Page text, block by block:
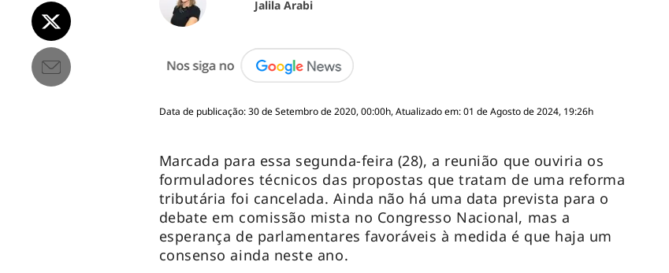
Jalila Arabi
Data de publicação: 30 de Setembro de 2020, 00:00h, Atualizado em: 01 de Agosto de 2024, 19:26h
Marcada para essa segunda-feira (28), a reunião que ouviria os
formuladores técnicos das propostas que tratam de uma reforma
tributária foi cancelada. Ainda não há uma data prevista para o
debate em comissão mista no Congresso Nacional, mas a
esperança de parlamentares favoráveis à medida é que haja um
consenso ainda neste ano.